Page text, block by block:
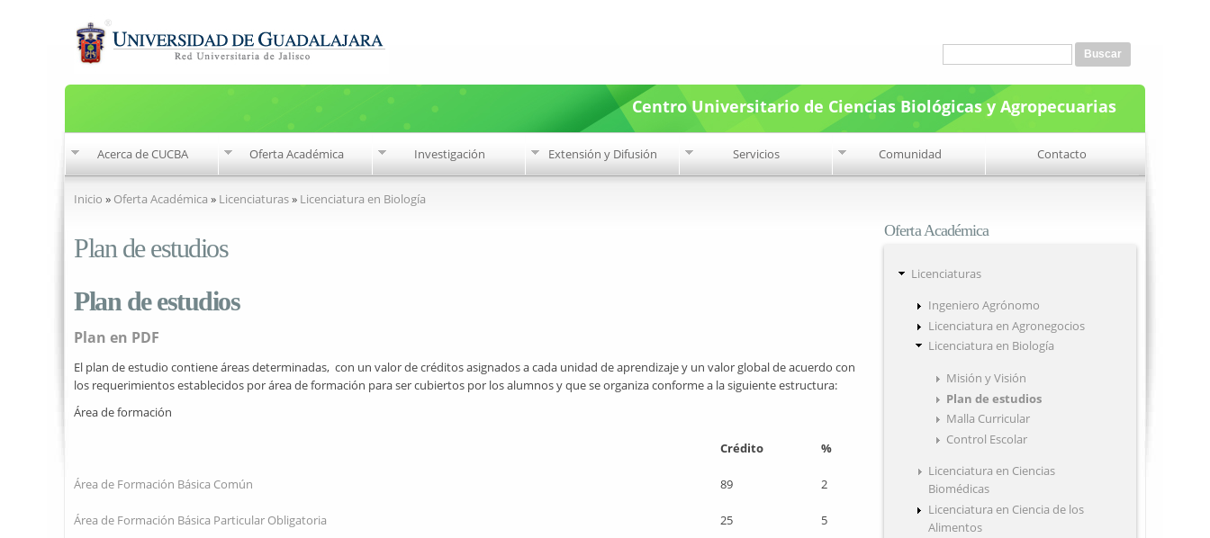
Centro Universitario de Ciencias Biológicas y Agropecuarias
Acerca de CUCBA Oferta Académica Investigación Extensión y Difusión Servicios Comunidad Contacto
Inicio » Oferta Académica » Licenciaturas» Licenciatura en Biología
Plan de estudios
Plan de estudios
Plan en PDF
El plan de estudio contiene áreas determinadas, con un valor de créditos asignados a cada unidad de aprendizaje y un valor global de acuerdo con
los requerimientos establecidos por área de formación para ser cubiertos por los alumnos y que se organiza conforme a la siguiente estructura:
Área de formación
Crédito %
Área de Formación Básica Común 89 2
Área de Formación Básica Particular Obligatoria 25 5
Oferta Académica
Licenciaturas
Ingeniero Agrónomo
Licenciatura en Agronegocios
Licenciatura en Biología
Misión y Visión
Plan de estudios
Malla Curricular
Control Escolar
Licenciatura en Ciencias
Biomédicas
Licenciatura en Ciencia de los
Alimentos